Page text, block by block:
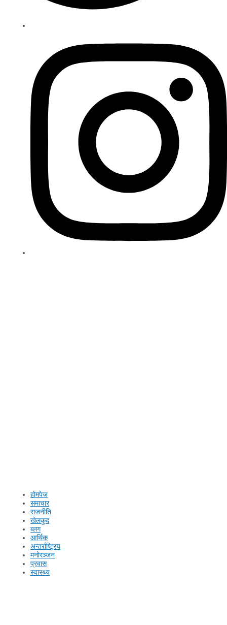
होमपेज
समाचार
राजनीति
खेलकुद
ब्लग
आर्थिक
अन्तर्राष्ट्रिय
मनोरञ्जन
प्रवास
स्वास्थ्य